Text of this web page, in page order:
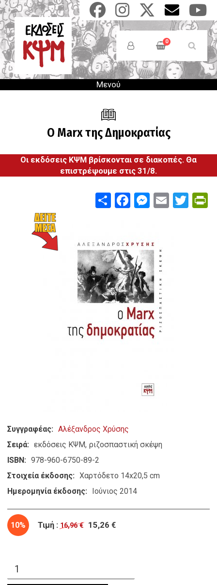
Παράκαμψη
προς
το
κυρίως
περιεχόμενο
Anonymous
Users
Menu
0
Μενού
Ο Μarx της Δημοκρατίας
Οι εκδόσεις ΚΨΜ βρίσκονται σε διακοπές. Θα
επιστρέψουμε στις 31/8.
ShareFacebook
Email
Συγγραφέας
Αλέξανδρος Χρύσης
Σειρά
εκδόσεις ΚΨΜ ριζοσπαστική σκέψη
ISBN
978-960-6750-89-2
Στοιχεία έκδοσης
Χαρτόδετο 14x20,5 cm
Ημερομηνία έκδοσης
Ιούνιος 2014
10% Τιμή : 16,96 € 15,26 €